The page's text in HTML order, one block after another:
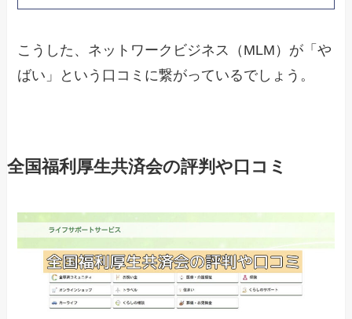
こうした、ネットワークビジネス（MLM）が「や
ばい」という口コミに繋がっているでしょう。
全国福利厚生共済会の評判や口コミ